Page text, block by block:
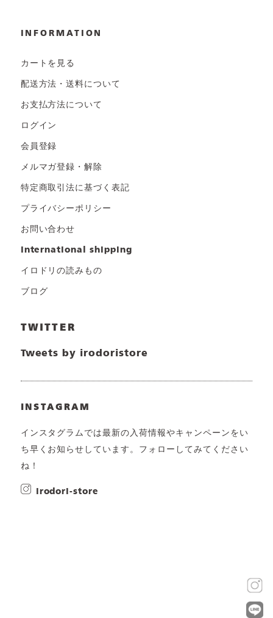
INFORMATION
カートを見る
配送方法・送料について
お支払方法について
ログイン
会員登録
メルマガ登録・解除
特定商取引法に基づく表記
プライバシーポリシー
お問い合わせ
international shipping
イロドリの読みもの
ブログ
TWITTER
Tweets by irodoristore
INSTAGRAM
インスタグラムでは最新の入荷情報やキャンペーンをい
ち早くお知らせしています。フォローしてみてください
ね！
irodori-store